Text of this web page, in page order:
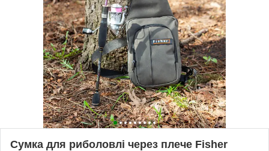
Сумка для риболовлі через плече Fisher